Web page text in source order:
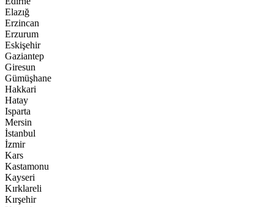
Elazığ
Erzincan
Erzurum
Eskişehir
Gaziantep
Giresun
Gümüşhane
Hakkari
Hatay
Isparta
Mersin
İstanbul
İzmir
Kars
Kastamonu
Kayseri
Kırklareli
Kırşehir